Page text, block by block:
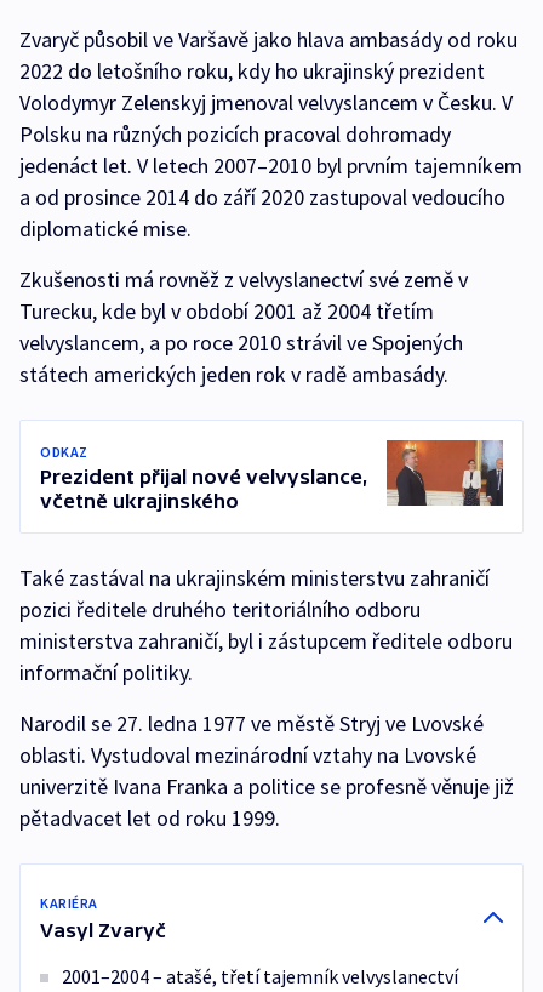
Zvaryč působil ve Varšavě jako hlava ambasády od roku
2022 do letošního roku, kdy ho ukrajinský prezident
Volodymyr Zelenskyj jmenoval velvyslancem v Česku. V
Polsku na různých pozicích pracoval dohromady
jedenáct let. V letech 2007–2010 byl prvním tajemníkem
a od prosince 2014 do září 2020 zastupoval vedoucího
diplomatické mise.
Zkušenosti má rovněž z velvyslanectví své země v
Turecku, kde byl v období 2001 až 2004 třetím
velvyslancem, a po roce 2010 strávil ve Spojených
státech amerických jeden rok v radě ambasády.
ODKAZ
Prezident přijal nové velvyslance,
včetně ukrajinského
Také zastával na ukrajinském ministerstvu zahraničí
pozici ředitele druhého teritoriálního odboru
ministerstva zahraničí, byl i zástupcem ředitele odboru
informační politiky.
Narodil se 27. ledna 1977 ve městě Stryj ve Lvovské
oblasti. Vystudoval mezinárodní vztahy na Lvovské
univerzitě Ivana Franka a politice se profesně věnuje již
pětadvacet let od roku 1999.
KARIÉRA
Vasyl Zvaryč
2001–2004 – atašé, třetí tajemník velvyslanectví